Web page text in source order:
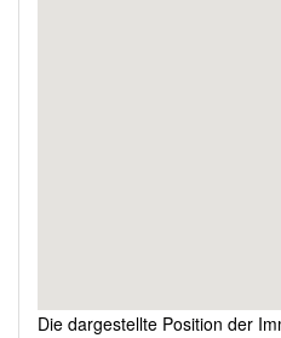
Die dargestellte Position der